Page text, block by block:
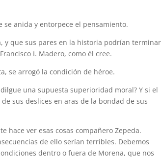
se anida y entorpece el pensamiento.
y que sus pares en la historia podrían terminar
I. Madero, como él cree.
se arrogó la condición de héroe.
una supuesta superioridad moral? Y si el
sus deslices en aras de la bondad de sus
hace ver esas cosas compañero Zepeda.
de ello serían terribles. Debemos
dentro o fuera de Morena, que nos